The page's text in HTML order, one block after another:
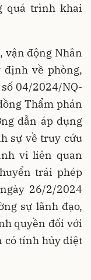
quá trình khai
động Nhân
định về phòng,
04/2024/NQ-
Thẩm phán
dẫn áp dụng
sự về truy cứu
vi liên quan
trái phép
26/2/2024
sự lãnh đạo,
quyền đối với
có tính hủy diệt